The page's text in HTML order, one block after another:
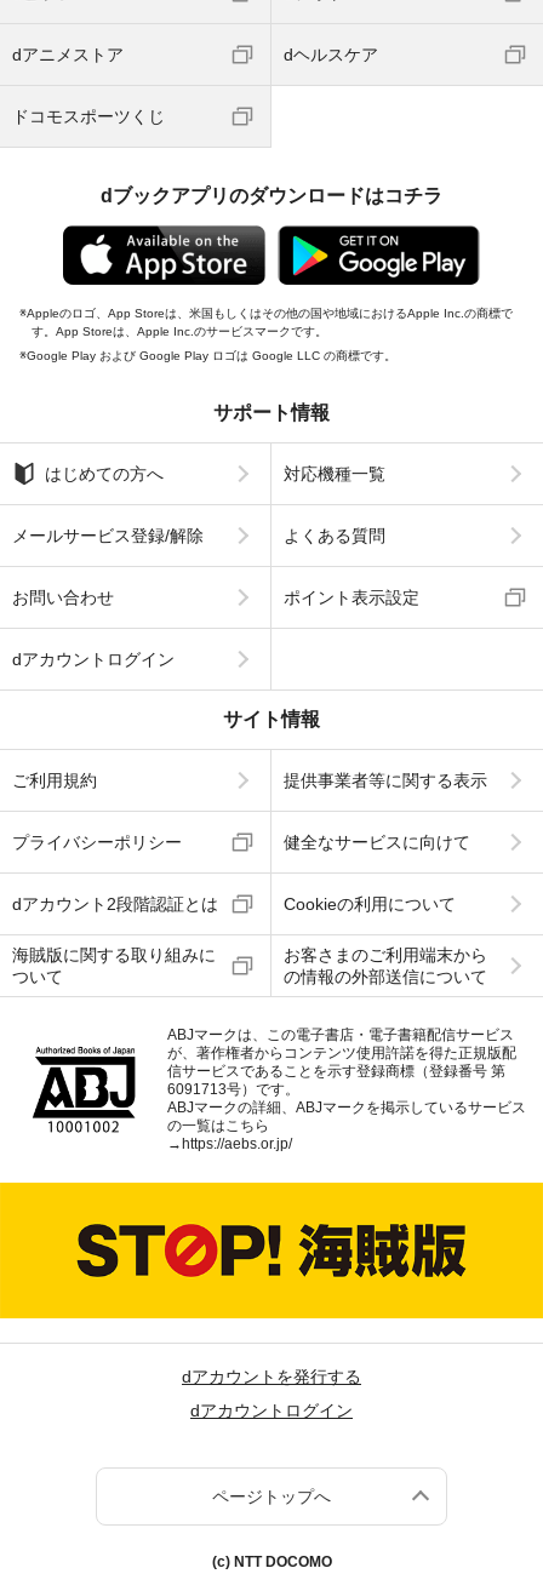
dアニメストア dヘルスケア
ドコモスポーツくじ
dブックアプリのダウンロードはコチラ
Appleのロゴ、App Storeは、米国もしくはその他の国や地域におけるApple Inc.の商標で
す。App Storeは、Apple Inc.のサービスマークです。
Google Play および Google Play ロゴは Google LLC の商標です。
サポート情報
はじめての方へ 対応機種一覧
メールサービス登録/解除 よくある質問
お問い合わせ ポイント表示設定
dアカウントログイン
サイト情報
ご利用規約 提供事業者等に関する表示
プライバシーポリシー 健全なサービスに向けて
dアカウント2段階認証とは Cookieの利用について
海賊版に関する取り組みに
ついて
お客さまのご利用端末から
の情報の外部送信について
ABJマークは、この電子書店・電子書籍配信サービス
が、著作権者からコンテンツ使用許諾を得た正規版配
信サービスであることを示す登録商標（登録番号 第
6091713号）です。
ABJマークの詳細、ABJマークを掲示しているサービス
の一覧はこちら
→ https://aebs.or.jp/
dアカウントを発行する
dアカウントログイン
ページトップへ
(c) NTT DOCOMO